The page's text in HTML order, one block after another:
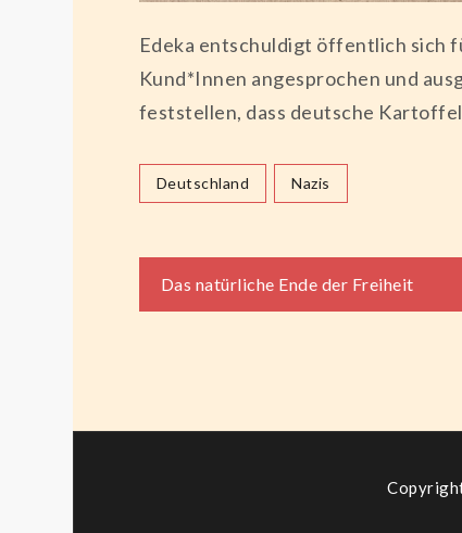
Edeka entschuldigt öffentlich sich
Kund*Innen angesprochen und
feststellen, dass deutsche
Deutschland Nazis
Das natürliche Ende der Freiheit